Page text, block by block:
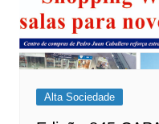
Alta Sociedade